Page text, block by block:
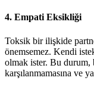
4. Empati Eksikliği
Toksik bir ilişkide
önemsemez. Kendi
olmak ister. Bu durum,
karşılanmamasına ve